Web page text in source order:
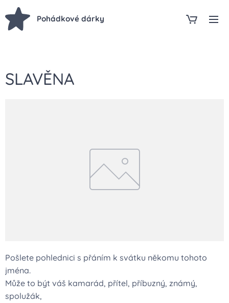
Pohádkové dárky
SLAVĚNA
Pošlete pohlednici s přáním k svátku někomu tohoto
jména.
Může to být váš kamarád, přítel, příbuzný, známý,
spolužák,